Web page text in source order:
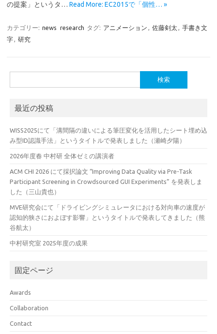
の提案」というタ… Read More: EC2015で「個性… »
カテゴリー: news research タグ: アニメーション , 佐藤剣太, 手書き文
字, 研究
索:
最近の投稿
WISS2025にて「溝間隔の違いによる筆圧変化を活用したシート埋め込
み型ID認識手法」というタイトルで発表しました（瀬崎夕陽）
2026年度春 中村研 全体ゼミの講演者
ACM CHI 2026 にて採択論文 “Improving Data Quality via Pre-Task
Participant Screening in Crowdsourced GUI Experiments” を発表しま
した（三山貴也）
MVE研究会にて「ドライビングシミュレータにおける対向車の速度が
認知的狭さにおよぼす影響」というタイトルで発表してきました（熊
谷航太）
中村研究室 2025年度の成果
固定ページ
Awards
Collaboration
Contact